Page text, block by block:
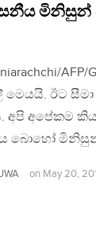
මිනිසුන්
AFP/
ඊට සීමා
අපි අපේකම
බොහෝ
on May 20,